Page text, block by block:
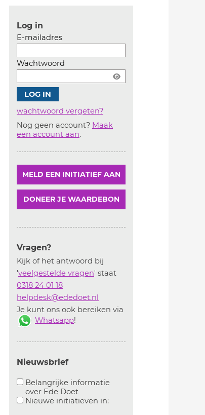
Log in
E-mailadres
Wachtwoord
wachtwoord vergeten?
Nog geen account? Maak
een account aan.
MELD EEN INITIATIEF AAN
DONEER JE WAARDEBON
Vragen?
Kijk of het antwoord bij
'veelgestelde vragen' staat
0318 24 01 18
helpdesk@ededoet.nl
Je kunt ons ook bereiken via
Whatsapp!
Nieuwsbrief
Belangrijke informatie
over Ede Doet
Aanvinken om belangrijke informatie over
Nieuwe initiatieven in:Aanvinken om